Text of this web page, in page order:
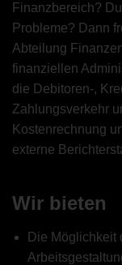
Finanzbereich?
Probleme? Dann
Abteilung
finanziellen
die Debitoren-,
Zahlungsverkehr
Kostenrechnung
externe
Wir bieten
Die Möglichkeit